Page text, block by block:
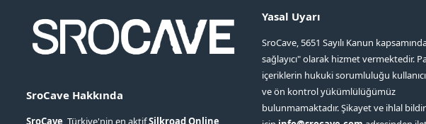
SroCave Hakkında
SroCave , Türkiye'nin en aktifSilkroad Online
Yasal Uyarı
SroCave, 5651 Sayılı Kanun
sağlayıcı" olarak hizmet vermektedir.
içeriklerin hukuki sorumluluğu
ve ön kontrol yükümlülüğümüz
bulunmamaktadır. Şikayet ve ihlal